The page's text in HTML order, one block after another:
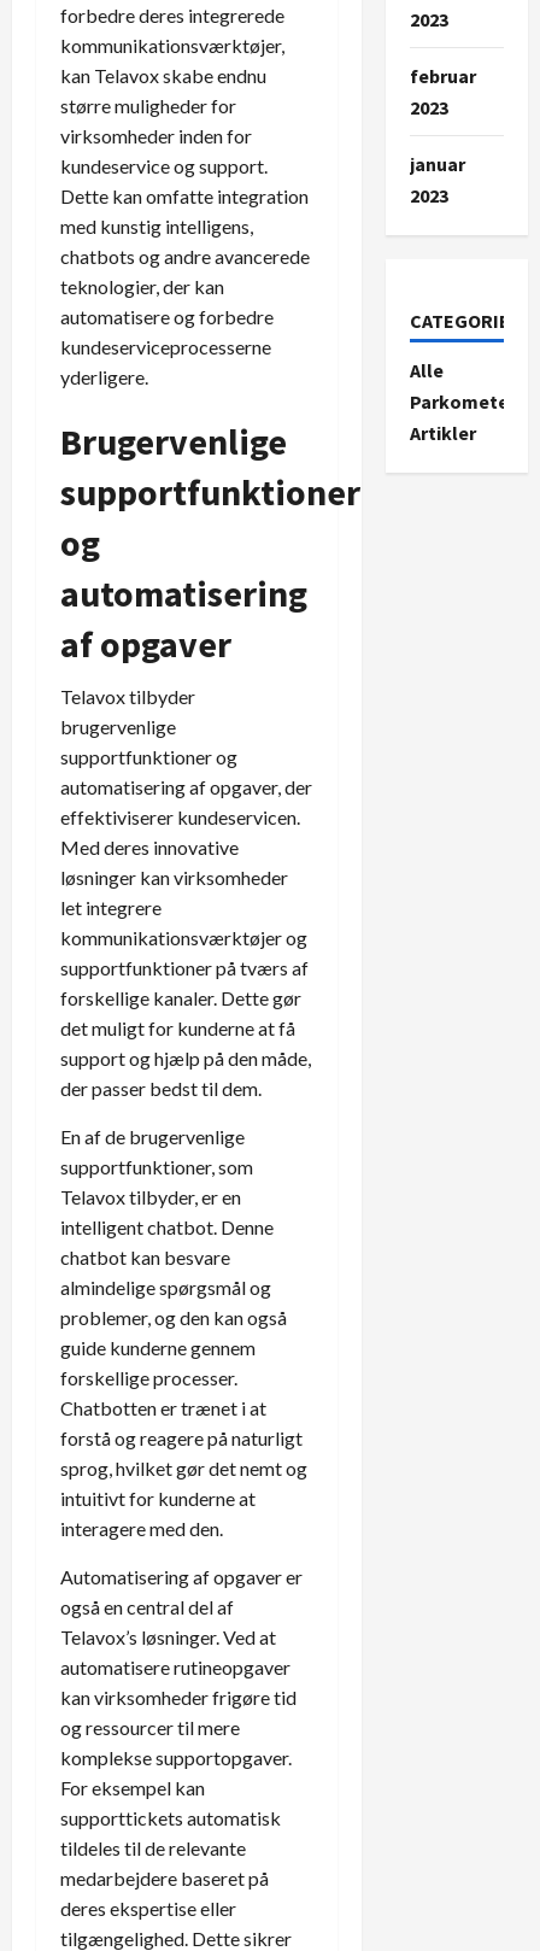
forbedre deres integrerede
kommunikationsværktøjer,
kan Telavox skabe endnu
større muligheder for
virksomheder inden for
kundeservice og support.
Dette kan omfatte integration
med kunstig intelligens,
chatbots og andre avancerede
teknologier, der kan
automatisere og forbedre
kundeserviceprocesserne
yderligere.
Brugervenlige
supportfunktioner
og
automatisering
af opgaver
Telavox tilbyder
brugervenlige
supportfunktioner og
automatisering af opgaver, der
effektiviserer kundeservicen.
Med deres innovative
løsninger kan virksomheder
let integrere
kommunikationsværktøjer og
supportfunktioner på tværs af
forskellige kanaler. Dette gør
det muligt for kunderne at få
support og hjælp på den måde,
der passer bedst til dem.
En af de brugervenlige
supportfunktioner, som
Telavox tilbyder, er en
intelligent chatbot. Denne
chatbot kan besvare
almindelige spørgsmål og
problemer, og den kan også
guide kunderne gennem
forskellige processer.
Chatbotten er trænet i at
forstå og reagere på naturligt
sprog, hvilket gør det nemt og
intuitivt for kunderne at
interagere med den.
Automatisering af opgaver er
også en central del af
Telavox’s løsninger. Ved at
automatisere rutineopgaver
kan virksomheder frigøre tid
og ressourcer til mere
komplekse supportopgaver.
For eksempel kan
supporttickets automatisk
tildeles til de relevante
medarbejdere baseret på
deres ekspertise eller
tilgængelighed. Dette sikrer
2023
februar
2023
januar
2023
CATEGORIES
Alle
Parkometer-
Artikler